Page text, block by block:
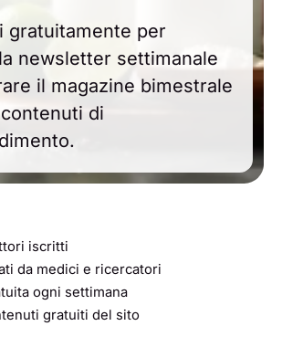
gratuitamente per
newsletter settimanale
il magazine bimestrale
di
iscritti
da medici e ricercatori
ogni settimana
gratuiti del sito